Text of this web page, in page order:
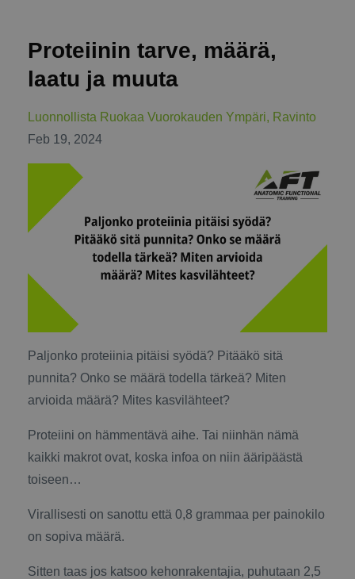
Proteiinin tarve, määrä,
laatu ja muuta
Luonnollista Ruokaa Vuorokauden Ympäri
Ravinto
Feb 19, 2024
Paljonko proteiinia pitäisi syödä? Pitääkö sitä
punnita? Onko se määrä todella tärkeä? Miten
arvioida määrä? Mites kasvilähteet?
Proteiini on hämmentävä aihe. Tai niinhän nämä
kaikki makrot ovat, koska infoa on niin ääripäästä
toiseen…
Virallisesti on sanottu että 0,8 grammaa per painokilo
on sopiva määrä.
Sitten taas jos katsoo kehonrakentajia, puhutaan 2,5